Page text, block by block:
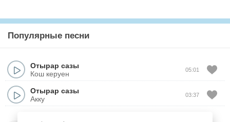
Популярные песни
Отырар сазы
Кош керуен
05:01
Отырар сазы
Акку
03:37